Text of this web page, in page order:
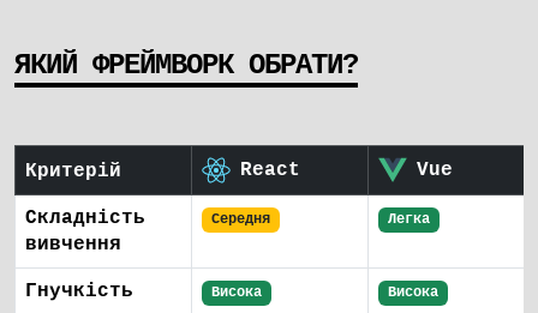
ЯКИЙ ФРЕЙМВОРК ОБРАТИ?
Критерій React Vue
Складність
вивчення
Середня Легка
Гнучкість Висока Висока